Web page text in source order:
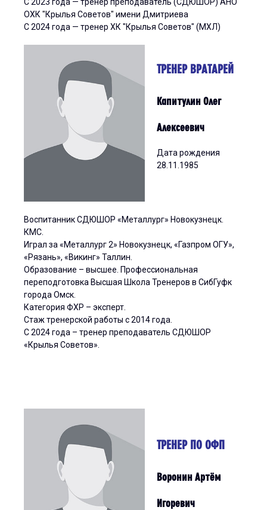
ОХК "Крылья Советов" имени Дмитриева
С 2024 года — тренер ХК "Крылья Советов" (МХЛ)
ТРЕНЕР ВРАТАРЕЙ
Капитулин Олег
Алексеевич
Дата рождения
28.11.1985
Воспитанник СДЮШОР «Металлург» Новокузнецк.
КМС.
Играл за «Металлург 2» Новокузнецк, «Газпром ОГУ»,
«Рязань», «Викинг» Таллин.
Образование – высшее. Профессиональная
переподготовка Высшая Школа Тренеров в СибГуфк
города Омск.
Категория ФХР – эксперт.
Стаж тренерской работы с 2014 года.
С 2024 года – тренер преподаватель СДЮШОР
«Крылья Советов».
ТРЕНЕР ПО ОФП
Воронин Артём
Игоревич